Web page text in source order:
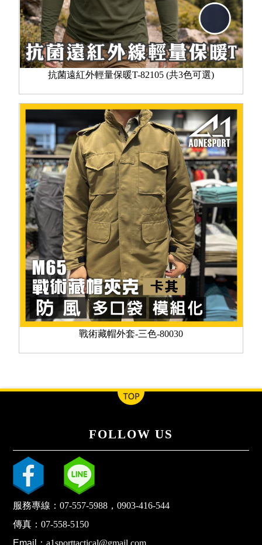
抗菌遠紅外輕量保暖T-82105 (共3色可選)
戰術藏帽外套-三色-80030
FOLLOW US
服務專線：07-557-5988 ，0903-416-544
傳真：07-558-5150